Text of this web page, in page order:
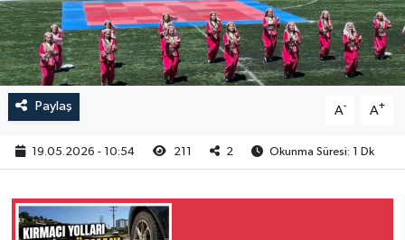
Paylaş A- A+
19.05.2026 - 10:54 211 2 Okunma Süresi: 1 Dk
RESMİ İLAN